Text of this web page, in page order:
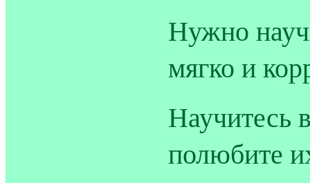
Нужно
мягко и
Научитесь
полюбите